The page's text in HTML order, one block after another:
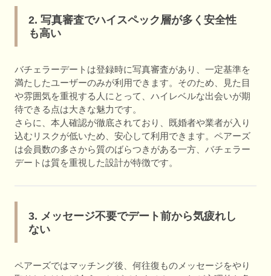
2. 写真審査でハイスペック層が多く安全性
も高い
バチェラーデートは登録時に写真審査があり、一定基準を
満たしたユーザーのみが利用できます。そのため、見た目
や雰囲気を重視する人にとって、ハイレベルな出会いが期
待できる点は大きな魅力です。
さらに、本人確認が徹底されており、既婚者や業者が入り
込むリスクが低いため、安心して利用できます。ペアーズ
は会員数の多さから質のばらつきがある一方、バチェラー
デートは質を重視した設計が特徴です。
3. メッセージ不要でデート前から気疲れし
ない
ペアーズではマッチング後、何往復ものメッセージをやり